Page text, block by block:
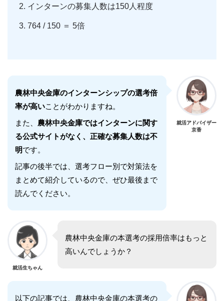
インターンの募集人数は150人程度
764 / 150 ＝ 5倍
農林中央金庫のインターンシップの選考倍
率が高いことがわかりますね。
また、 農林中央金庫ではインターンに関す
る公式サイトがなく、正確な募集人数は不
明です。
記事の後半では、選考フロー別で対策法を
まとめて紹介しているので、ぜひ最後まで
読んでください。
就活アドバイザー
京香
就活生ちゃん
農林中央金庫の本選考の採用倍率はもっと
高いんでしょうか？
以下の記事では、農林中央金庫の本選考の